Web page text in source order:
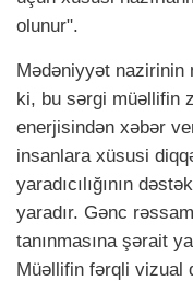
olunur".
Mədəniyyət nazirinin
ki, bu sərgi müəllifin
enerjisindən xəbər
insanlara xüsusi
yaradıcılığının
yaradır. Gənc
tanınmasına şərait
Müəllifin fərqli vizual